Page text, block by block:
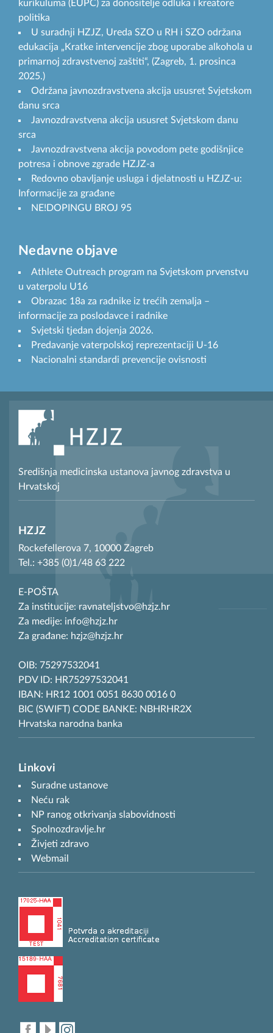
kurikuluma (EUPC) za donositelje odluka i kreatore
politika
U suradnji HZJZ, Ureda SZO u RH i SZO održana
edukacija „Kratke intervencije zbog uporabe alkohola u
primarnoj zdravstvenoj zaštiti“, (Zagreb, 1. prosinca
2025.)
Održana javnozdravstvena akcija ususret Svjetskom
danu srca
Javnozdravstvena akcija ususret Svjetskom danu
srca
Javnozdravstvena akcija povodom pete godišnjice
potresa i obnove zgrade HZJZ-a
Redovno obavljanje usluga i djelatnosti u HZJZ-u:
Informacije za građane
NE!DOPINGU BROJ 95
Nedavne objave
Athlete Outreach program na Svjetskom prvenstvu
u vaterpolu U16
Obrazac 18a za radnike iz trećih zemalja –
informacije za poslodavce i radnike
Svjetski tjedan dojenja 2026.
Predavanje vaterpolskoj reprezentaciji U-16
Nacionalni standardi prevencije ovisnosti
Središnja medicinska ustanova javnog zdravstva u
Hrvatskoj
HZJZ
Rockefellerova 7, 10000 Zagreb
Tel.: +385 (0)1/48 63 222
E-POŠTA
Za institucije: ravnateljstvo@hzjz.hr
Za medije: info@hzjz.hr
Za građane: hzjz@hzjz.hr
OIB: 75297532041
PDV ID: HR75297532041
IBAN: HR12 1001 0051 8630 0016 0
BIC (SWIFT) CODE BANKE: NBHRHR2X
Hrvatska narodna banka
Linkovi
Suradne ustanove
Neću rak
NP ranog otkrivanja slabovidnosti
Spolnozdravlje.hr
Živjeti zdravo
Webmail